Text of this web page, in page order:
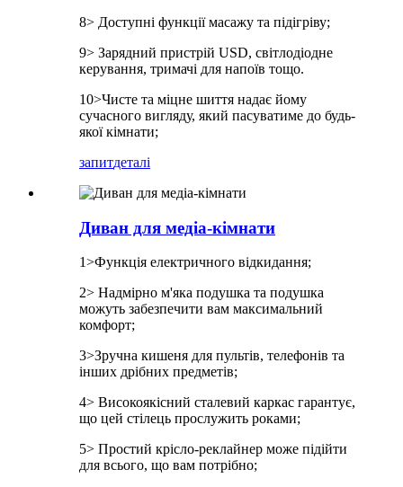
8> Доступні функції масажу та підігріву;
9> Зарядний пристрій USD, світлодіодне
керування, тримачі для напоїв тощо.
10>Чисте та міцне шиття надає йому
сучасного вигляду, який пасуватиме до будь-
якої кімнати;
запитдеталі
Диван для медіа-кімнати
1>Функція електричного відкидання;
2> Надмірно м'яка подушка та подушка
можуть забезпечити вам максимальний
комфорт;
3>Зручна кишеня для пультів, телефонів та
інших дрібних предметів;
4> Високоякісний сталевий каркас гарантує,
що цей стілець прослужить роками;
5> Простий крісло-реклайнер може підійти
для всього, що вам потрібно;